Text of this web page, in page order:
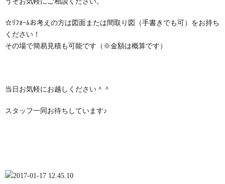
☆ﾘﾌｫｰﾑお考えの方は図面または間取り図（手書きでも可）をお持ち
ください！
その場で簡易見積も可能です（※金額は概算です）
当日お気軽にお越しください＾＾
スタッフ一同お待ちしています♪